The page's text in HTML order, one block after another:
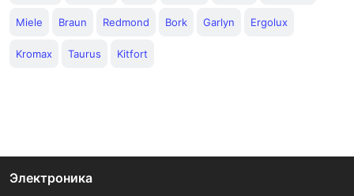
Miele Braun Redmond Bork Garlyn Ergolux
Kromax Taurus Kitfort
Электроника